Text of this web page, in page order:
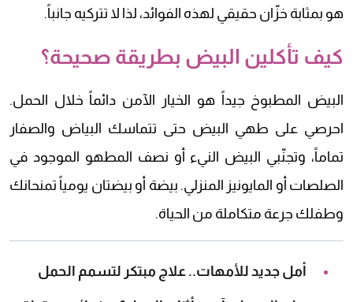
هو بمثابة خزّان حقيقي لهذه الفوائد، لذا لا تتركيه جانباً.
كيف تأكلين البيض بطريقة صحيحة؟
البيض المطبوخ جيداً هو الخيار الآمن دائماً خلال الحمل.
احرصي على طهي البيض حتى تتماسك البياض والصفار
تماماً، وتجنّبي البيض النيء أو نصف المطهو الموجود في
الصلصات أو المايونيز المنزلي. بيضة أو بيضتان يومياً تمنحانك
وطفلك جرعة متكاملة من الحياة.
أمل جديد للأمهات.. علاج مبتكر لتسمم الحمل